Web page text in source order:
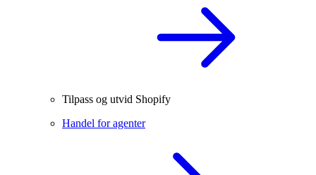
Tilpass og utvid Shopify
Handel for agenter